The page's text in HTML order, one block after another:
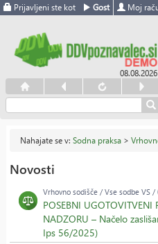
Prijavljeni ste kot Gost Moj
08.08.2026
Nahajate se v: Sodna praksa >
Novosti
Vrhovno sodišče / Vse sodbe VS /
POSEBNI UGOTOVITVENI
NADZORU – Načelo
Ips 56/2025)